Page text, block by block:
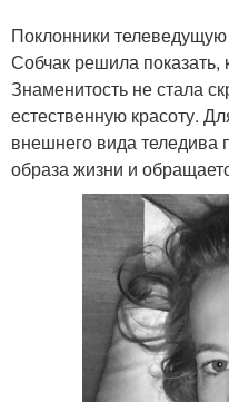
Поклонники
Собчак решила показать,
Знаменитость не стала
естественную красоту.
внешнего вида теледива
образа жизни и